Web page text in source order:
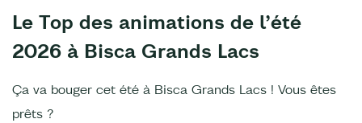
Le Top des animations de l’été
2026 à Bisca Grands Lacs
Ça va bouger cet été à Bisca Grands Lacs ! Vous êtes
prêts ?